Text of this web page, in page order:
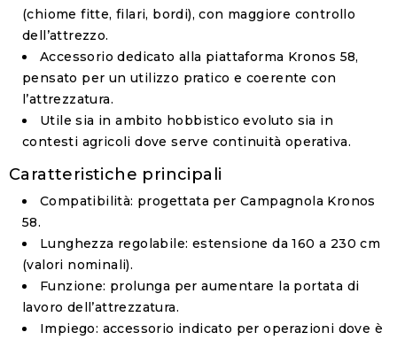
(chiome fitte, filari, bordi), con maggiore controllo
dell’attrezzo.
Accessorio dedicato alla piattaforma Kronos 58,
pensato per un utilizzo pratico e coerente con
l’attrezzatura.
Utile sia in ambito hobbistico evoluto sia in
contesti agricoli dove serve continuità operativa.
Caratteristiche principali
Compatibilità: progettata per Campagnola Kronos
58.
Lunghezza regolabile: estensione da160 a 230 cm
(valori nominali).
Funzione: prolunga per aumentare la portata di
lavoro dell’attrezzatura.
Impiego: accessorio indicato per operazioni dove è